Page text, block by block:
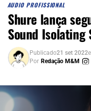
AUDIO PROFISSIONAL
Shure lança
Sound Isolating
Publicado21 set 2022
Por Redação M&M